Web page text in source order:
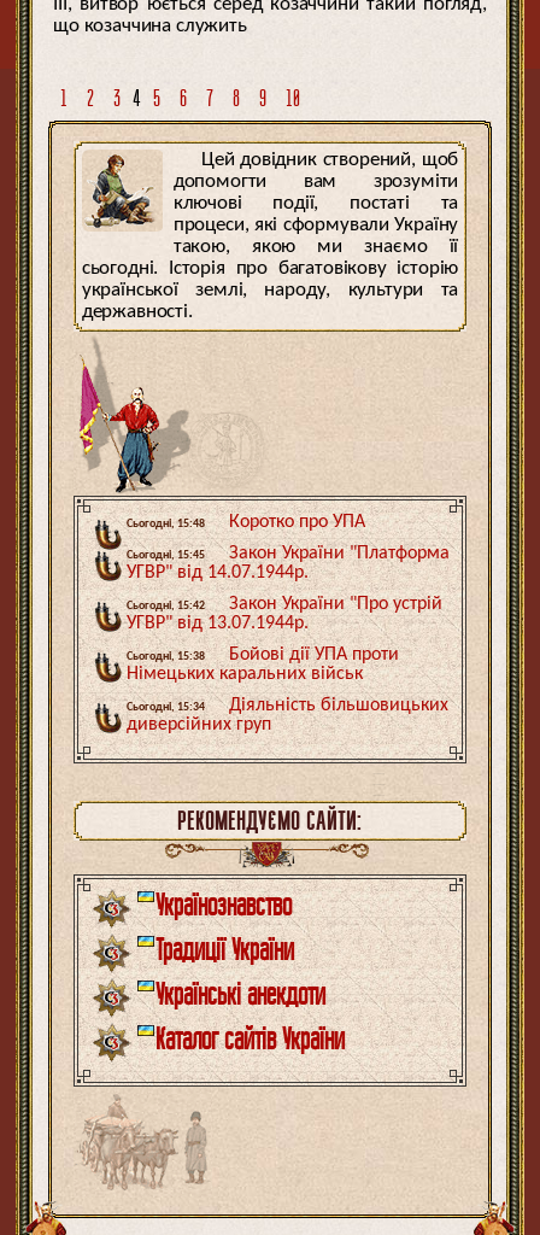
що козаччина служить
1 2 3 4 5 6 7 8 9 10
Цей довідник створений, щоб
допомогти вам зрозуміти
ключові події, постаті та
процеси, які сформували Україну
такою, якою ми знаємо її
сьогодні. Історія про багатовікову історію
української землі, народу, культури та
державності.
Сьогодні, 15:48 Коротко про УПА
Сьогодні, 15:45
Закон України "Платформа
УГВР" від 14.07.1944р.
Сьогодні, 15:42
Закон України "Про устрій
УГВР" від 13.07.1944р.
Сьогодні, 15:38
Бойові дії УПА проти
Німецьких каральних військ
Сьогодні, 15:34
Діяльність більшовицьких
диверсійних груп
РЕКОМЕНДУЄМО САЙТИ:
Українознавство
Традиції України
Українські анекдоти
Каталог сайтів України